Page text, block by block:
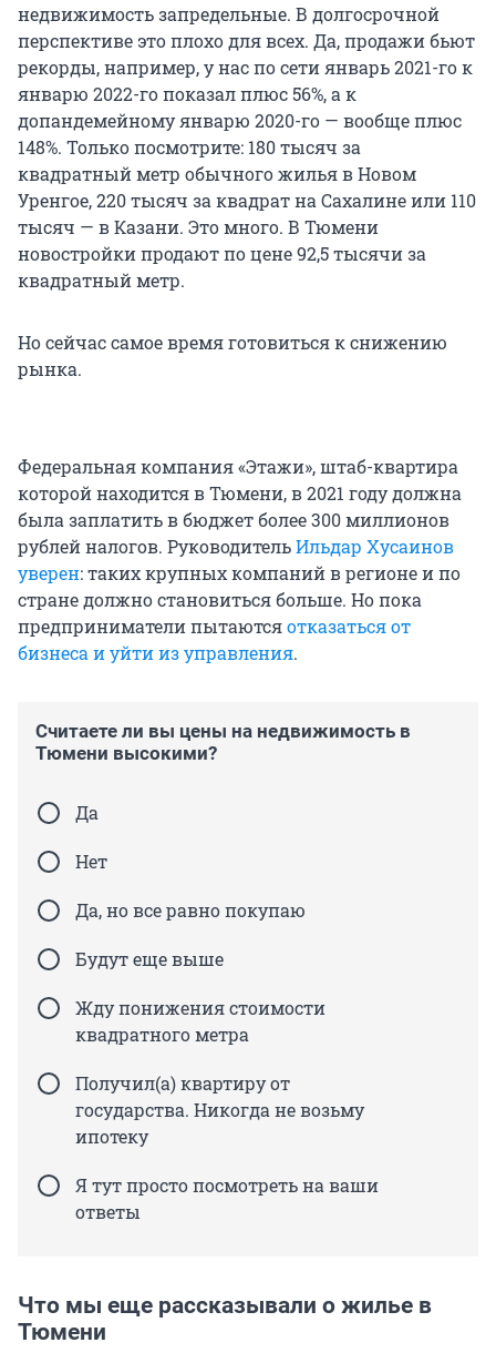
недвижимость запредельные. В долгосрочной
перспективе это плохо для всех. Да, продажи бьют
рекорды, например, у нас по сети январь 2021-го к
январю 2022-го показал плюс 56%, а к
допандемейному январю 2020-го — вообще плюс
148%. Только посмотрите: 180 тысяч за
квадратный метр обычного жилья в Новом
Уренгое, 220 тысяч за квадрат на Сахалине или 110
тысяч — в Казани. Это много. В Тюмени
новостройки продают по цене 92,5 тысячи за
квадратный метр.
Но сейчас самое время готовиться к снижению
рынка.
Федеральная компания «Этажи», штаб-квартира
которой находится в Тюмени, в 2021 году должна
была заплатить в бюджет более 300 миллионов
рублей налогов. РуководительИльдар Хусаинов
уверен: таких крупных компаний в регионе и по
стране должно становиться больше. Но пока
предприниматели пытаютсяотказаться от
бизнеса и уйти из управления.
Считаете ли вы цены на недвижимость в
Тюмени высокими?
Да
Нет
Да, но все равно покупаю
Будут еще выше
Жду понижения стоимости
квадратного метра
Получил(а) квартиру от
государства. Никогда не возьму
ипотеку
Я тут просто посмотреть на ваши
ответы
Что мы еще рассказывали о жилье в
Тюмени